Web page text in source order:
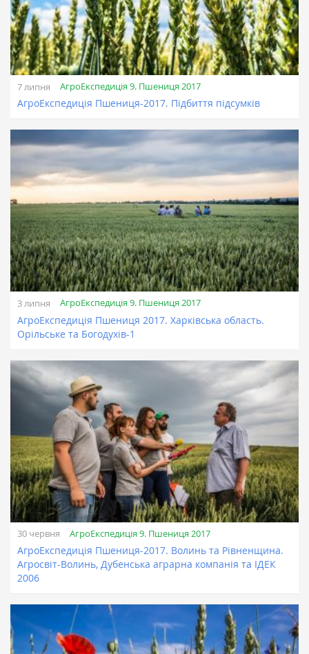
7 липня АгроЕкспедиція 9. Пшениця 2017
АгроЕкспедиція Пшениця-2017. Підбиття підсумків
3 липня АгроЕкспедиція 9. Пшениця 2017
АгроЕкспедиція Пшениця 2017. Харківська область.
Орільське та Богодухів-1
30 червня АгроЕкспедиція 9. Пшениця 2017
АгроЕкспедиція Пшениця-2017. Волинь та Рівненщина.
Агросвіт-Волинь, Дубенська аграрна компанія та ІДЕК
2006